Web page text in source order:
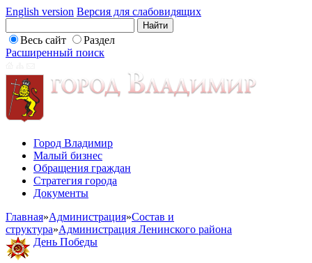
English version Версия для слабовидящих
Весь сайт
Раздел
Расширенный поиск
Город Владимир
Малый бизнес
Обращения граждан
Стратегия города
Документы
Главная»Администрация»Состав и
структура»Администрация Ленинского района
День Победы